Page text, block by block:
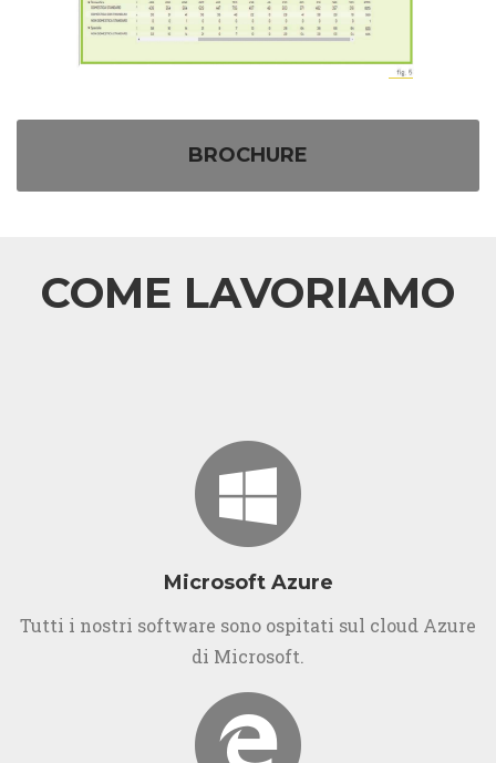
BROCHURE
COME LAVORIAMO
Microsoft Azure
Tutti i nostri software sono ospitati sul cloud Azure
di Microsoft.